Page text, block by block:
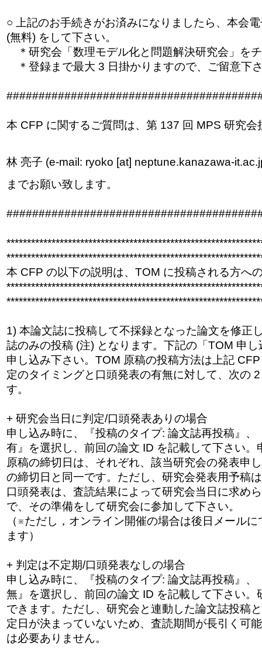
○ 上記のお手続きがお済みになりましたら、本会
(無料) をして下さい。
＊研究会「数理モデル化と問題解決研究会」を
＊登録まで最大 3 日掛かりますので、ご留意下
##############################
本 CFP に関するご質問は、第 137 回 MPS 研究会
林 亮子 (e-mail: ryoko [at] neptune.kanazawa-
までお願い致します。
##############################
************************************************************
************************************************************
本 CFP の以下の説明は、TOM に投稿される方へ
************************************************************
************************************************************
1) 本論文誌に投稿して不採録となった論文を修正
誌のみの投稿 (注) となります。下記の「TOM 申
申し込み下さい。TOM 原稿の投稿方法は上記
定のタイミングと口頭発表の有無に対して、次の
す。
+ 研究会当日に判定/口頭発表ありの場合
申し込み時に、『投稿のタイプ: 論文誌再投稿』、
有』を選択し、前回の論文 ID を記載して下さい。
原稿の締切日は、それぞれ、該当研究会の発表申
の締切日と同一です。ただし、研究会発表用予稿
口頭発表は、査読結果によって研究会当日に求め
で、その準備をして研究会に参加して下さい。
（※ただし，オンライン開催の場合は後日メール
ます）
+ 判定は不定期/口頭発表なしの場合
申し込み時に、『投稿のタイプ: 論文誌再投稿』、
無』を選択し、前回の論文 ID を記載して下さい。
できます。ただし、研究会と連動した論文誌投稿
定日が決まっていないため、査読期間が長引く可
は必要ありません。